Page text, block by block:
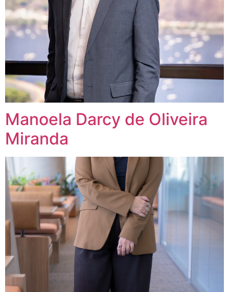
Manoela Darcy de Oliveira
Miranda